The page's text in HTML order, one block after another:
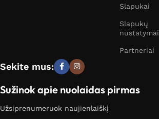
Slapukai
Slapukų
nustatymai
Partneriai
Sekite mus:
Sužinok apie nuolaidas pirmas
Užsiprenumeruok naujienlaiškį